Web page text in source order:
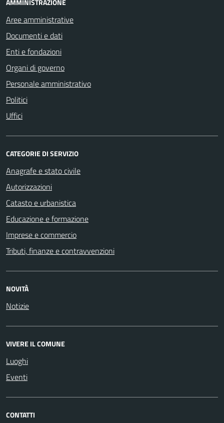
AMMINISTRAZIONE
Aree amministrative
Documenti e dati
Enti e fondazioni
Organi di governo
Personale amministrativo
Politici
Uffici
CATEGORIE DI SERVIZIO
Anagrafe e stato civile
Autorizzazioni
Catasto e urbanistica
Educazione e formazione
Imprese e commercio
Tributi, finanze e contravvenzioni
NOVITÀ
Notizie
VIVERE IL COMUNE
Luoghi
Eventi
CONTATTI